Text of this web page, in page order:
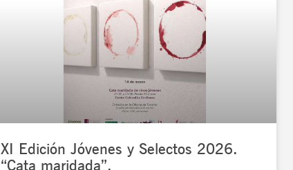
XI Edición Jóvenes y Selectos 2026.
“Cata maridada”.